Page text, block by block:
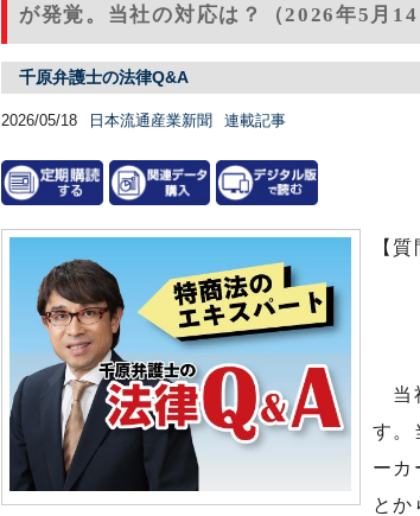
が発覚。当社の対応は？（2026年5月14
千原弁護士の法律Q&A
2026/05/18 日本流通産業新聞 連載記事
【質
当
す。
ーカ
とか